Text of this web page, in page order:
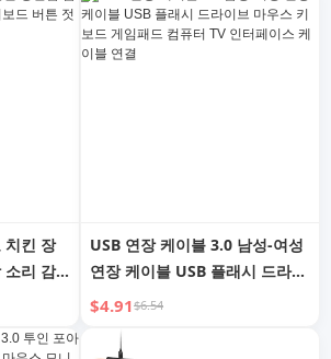
치킨 장
소리 감
킨 열
USB 연장 케이블 3.0 남성-여성
연장 케이블 USB 플래시 드라이
브 마우스 키보드 게임패드 컴퓨
$4.91$6.54